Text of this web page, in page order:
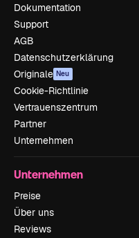
Dokumentation
Support
AGB
Datenschutzerklärung
Originale Neu
Cookie-Richtlinie
Vertrauenszentrum
Partner
Unternehmen
Unternehmen
Preise
Über uns
Reviews